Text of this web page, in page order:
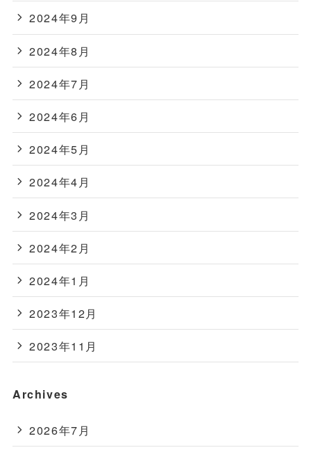
2024年9月
2024年8月
2024年7月
2024年6月
2024年5月
2024年4月
2024年3月
2024年2月
2024年1月
2023年12月
2023年11月
Archives
2026年7月